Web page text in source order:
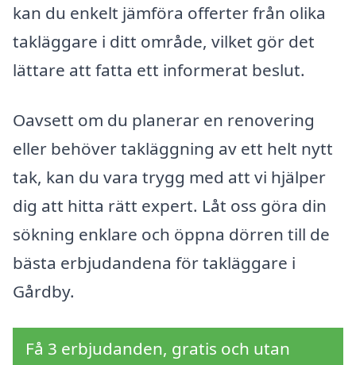
kan du enkelt jämföra offerter från olika
takläggare i ditt område, vilket gör det
lättare att fatta ett informerat beslut.
Oavsett om du planerar en renovering
eller behöver takläggning av ett helt nytt
tak, kan du vara trygg med att vi hjälper
dig att hitta rätt expert. Låt oss göra din
sökning enklare och öppna dörren till de
bästa erbjudandena för takläggare i
Gårdby.
Få 3 erbjudanden, gratis och utan